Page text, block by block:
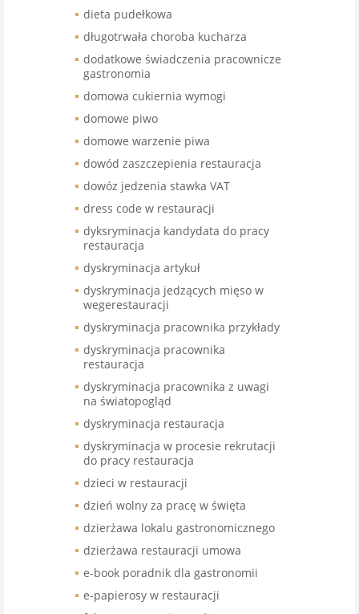
dieta pudełkowa
długotrwała choroba kucharza
dodatkowe świadczenia pracownicze
gastronomia
domowa cukiernia wymogi
domowe piwo
domowe warzenie piwa
dowód zaszczepienia restauracja
dowóz jedzenia stawka VAT
dress code w restauracji
dyksryminacja kandydata do pracy
restauracja
dyskryminacja artykuł
dyskryminacja jedzących mięso w
wegerestauracji
dyskryminacja pracownika przykłady
dyskryminacja pracownika
restauracja
dyskryminacja pracownika z uwagi
na światopogląd
dyskryminacja restauracja
dyskryminacja w procesie rekrutacji
do pracy restauracja
dzieci w restauracji
dzień wolny za pracę w święta
dzierżawa lokalu gastronomicznego
dzierżawa restauracji umowa
e-book poradnik dla gastronomii
e-papierosy w restauracji